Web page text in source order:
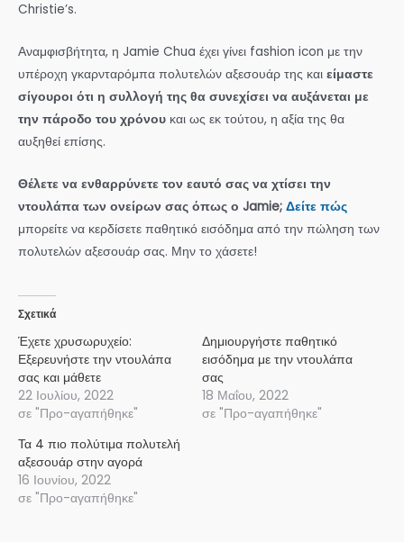
Christie’s.
Αναμφισβήτητα, η Jamie Chua έχει γίνει fashion icon με την
υπέροχη γκαρνταρόμπα πολυτελών αξεσουάρ της και είμαστε
σίγουροι ότι η συλλογή της θα συνεχίσει να αυξάνεται με
την πάροδο του χρόνου και ως εκ τούτου, η αξία της θα
αυξηθεί επίσης.
Θέλετε να ενθαρρύνετε τον εαυτό σας να χτίσει την
ντουλάπα των ονείρων σας όπως ο Jamie; Δείτε πώς
μπορείτε να κερδίσετε παθητικό εισόδημα από την πώληση των
πολυτελών αξεσουάρ σας. Μην το χάσετε!
Σχετικά
Έχετε χρυσωρυχείο:
Εξερευνήστε την ντουλάπα
σας και μάθετε
22 Ιουλίου, 2022
σε "Προ-αγαπήθηκε"
Δημιουργήστε παθητικό
εισόδημα με την ντουλάπα
σας
18 Μαΐου, 2022
σε "Προ-αγαπήθηκε"
Τα 4 πιο πολύτιμα πολυτελή
αξεσουάρ στην αγορά
16 Ιουνίου, 2022
σε "Προ-αγαπήθηκε"